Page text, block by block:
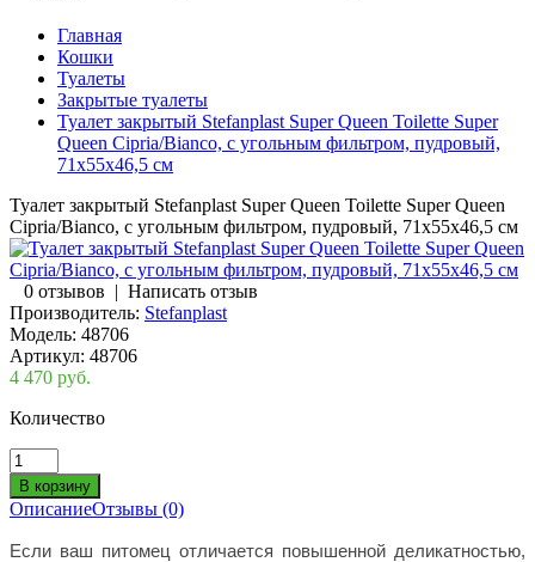
Главная
Кошки
Туалеты
Закрытые туалеты
Туалет закрытый Stefanplast Super Queen Toilette Super
Queen Cipria/Bianco, с угольным фильтром, пудровый,
71x55x46,5 см
Туалет закрытый Stefanplast Super Queen Toilette Super Queen
Cipria/Bianco, с угольным фильтром, пудровый, 71x55x46,5 см
0 отзывов | Написать отзыв
Производитель: Stefanplast
Модель: 48706
Артикул: 48706
4 470 руб.
Количество
ОписаниеОтзывы (0)
Если ваш питомец отличается повышенной деликатностью,